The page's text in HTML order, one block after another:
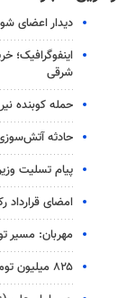
دیدار اعضای
شرقی
حمله کوبنده
حادثه
پیام تسلیت
امضای قرارداد
مهربان:
۸۲۵ میلیون تومان کمک مردمی، ۱۷۵ زائر را راهی پیاده‌روی اربعین کرد